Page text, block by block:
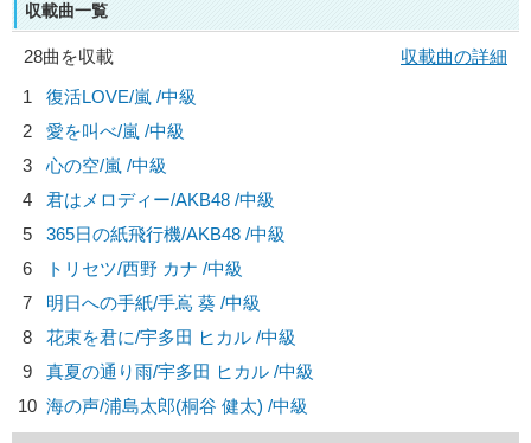
収載曲一覧
28曲を収載
収載曲の詳細
1
復活LOVE/嵐 /中級
2
愛を叫べ/嵐 /中級
3
心の空/嵐 /中級
4
君はメロディー/AKB48 /中級
5
365日の紙飛行機/AKB48 /中級
6
トリセツ/西野 カナ /中級
7
明日への手紙/手嶌 葵 /中級
8
花束を君に/宇多田 ヒカル /中級
9
真夏の通り雨/宇多田 ヒカル /中級
10 海の声/浦島太郎(桐谷 健太) /中級